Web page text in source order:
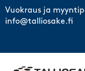
Skip to content
Vuokraus ja
info@talliosake.fi